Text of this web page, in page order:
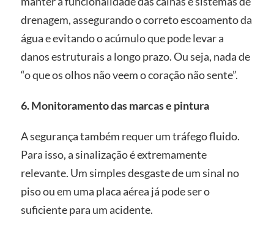
drenagem, assegurando o correto escoamento da
água e evitando o acúmulo que pode levar a
danos estruturais a longo prazo. Ou seja, nada de
“o que os olhos não veem o coração não sente”.
6. Monitoramento das marcas e pintura
A segurança também requer um tráfego fluido.
Para isso, a sinalização é extremamente
relevante. Um simples desgaste de um sinal no
piso ou em uma placa aérea já pode ser o
suficiente para um acidente.